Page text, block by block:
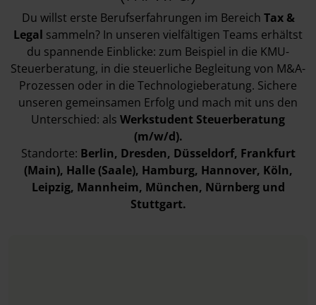
Du willst erste Berufserfahrungen im Bereich Tax &
Legal sammeln? In unseren vielfältigen Teams erhältst
du spannende Einblicke: zum Beispiel in die KMU-
Steuerberatung, in die steuerliche Begleitung von M&A-
Prozessen oder in die Technologieberatung. Sichere
unseren gemeinsamen Erfolg und mach mit uns den
Unterschied: als Werkstudent Steuerberatung
(m/w/d).
Standorte: Berlin, Dresden, Düsseldorf, Frankfurt
(Main), Halle (Saale), Hamburg, Hannover, Köln,
Leipzig, Mannheim, München, Nürnberg und
Stuttgart.